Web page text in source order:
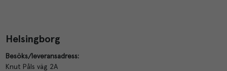
Helsingborg
Besöks/leveransadress:
Knut Påls väg 2A